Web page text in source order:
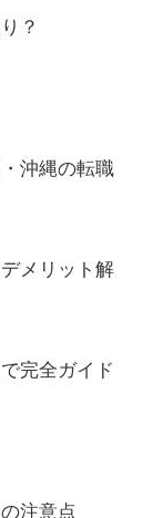
？
沖縄の転職
メリット解
完全ガイド
注意点